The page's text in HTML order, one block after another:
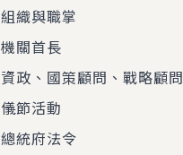
組織與職掌
機關首長
資政、國策顧問、戰略顧問
儀節活動
總統府法令